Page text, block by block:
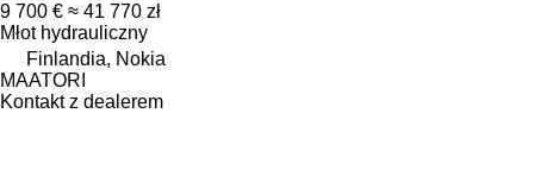
9 700 € ≈ 41 770 zł
Młot hydrauliczny
Finlandia, Nokia
MAATORI
Kontakt z dealerem